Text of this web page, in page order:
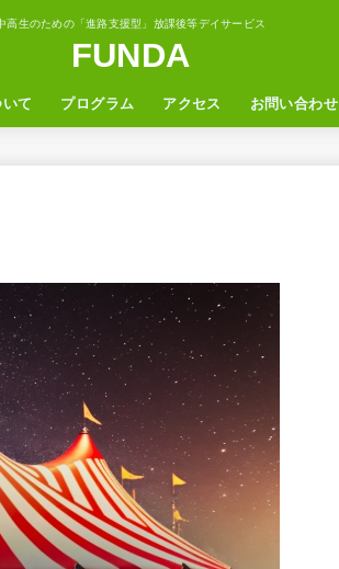
高生のための「進路支援型」放課後等デイサービス
FUNDA
て プログラム アクセス お問い合わせ